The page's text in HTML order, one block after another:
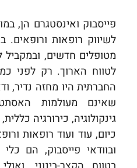
פייסבוק ואינסטגרם הן,
לשיווק רופאות ורופאים.
מטופלים חדשים,
לטווח הארוך. רק לפני
החברתית היו מחזה נדיר,
שאינם מעולמות
גינקולוגיה, כירורגיה
כיום, עוד ועוד רופאות
ובוודאי פייסבוק, הם